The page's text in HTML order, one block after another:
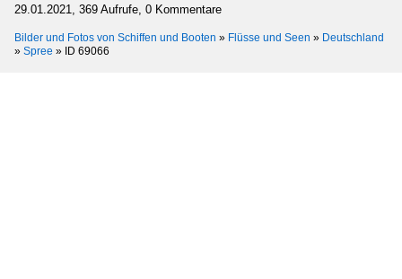
29.01.2021, 369 Aufrufe, 0 Kommentare
Bilder und Fotos von Schiffen und Booten » Flüsse und Seen » Deutschland
» Spree » ID 69066